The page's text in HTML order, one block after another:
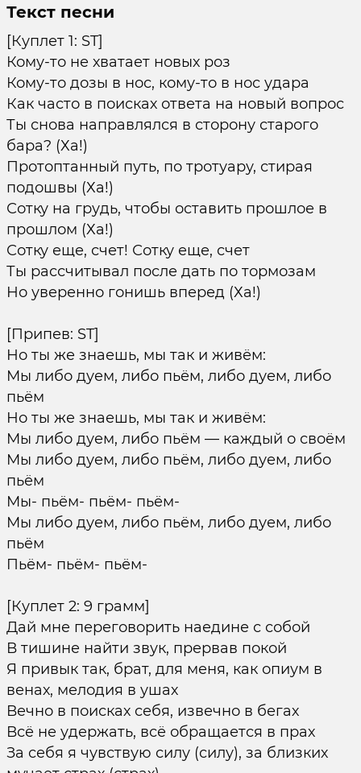
Текст песни
[Куплет 1: ST]
Кому-то не хватает новых роз
Кому-то дозы в нос, кому-то в нос удара
Как часто в поисках ответа на новый вопрос
Ты снова направлялся в сторону старого
бара? (Ха!)
Протоптанный путь, по тротуару, стирая
подошвы (Ха!)
Сотку на грудь, чтобы оставить прошлое в
прошлом (Ха!)
Сотку еще, счет! Сотку еще, счет
Ты рассчитывал после дать по тормозам
Но уверенно гонишь вперед (Ха!)
[Припев: ST]
Но ты же знаешь, мы так и живём:
Мы либо дуем, либо пьём, либо дуем, либо
пьём
Но ты же знаешь, мы так и живём:
Мы либо дуем, либо пьём — каждый о своём
Мы либо дуем, либо пьём, либо дуем, либо
пьём
Мы- пьём- пьём- пьём-
Мы либо дуем, либо пьём, либо дуем, либо
пьём
Пьём- пьём- пьём-
[Куплет 2: 9 грамм]
Дай мне переговорить наедине с собой
В тишине найти звук, прервав покой
Я привык так, брат, для меня, как опиум в
венах, мелодия в ушах
Вечно в поисках себя, извечно в бегах
Всё не удержать, всё обращается в прах
За себя я чувствую силу (силу), за близких